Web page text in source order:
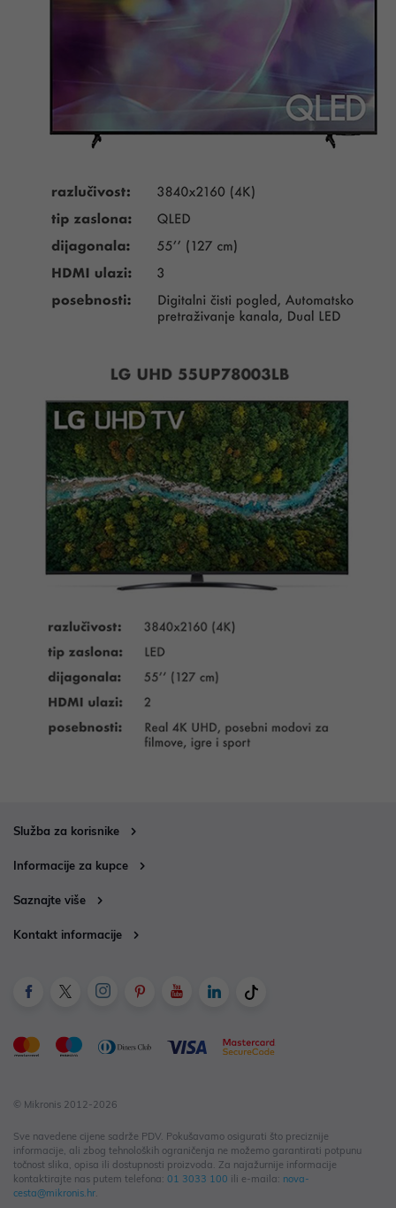
Služba za korisnike
Informacije za kupce
Saznajte više
Kontakt informacije
© Mikronis 2012-2026
Sve navedene cijene sadrže PDV. Pokušavamo osigurati što preciznije
informacije, ali zbog tehnoloških ograničenja ne možemo garantirati potpunu
točnost slika, opisa ili dostupnosti proizvoda. Za najažurnije informacije
kontaktirajte nas putem telefona: 01 3033 100 ili e-maila: nova-
cesta@mikronis.hr.